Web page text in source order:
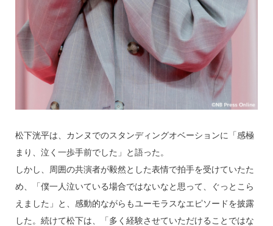
松下洸平は、カンヌでのスタンディングオベーションに「感極
まり、泣く一歩手前でした」と語った。
しかし、周囲の共演者が毅然とした表情で拍手を受けていたた
め、「僕一人泣いている場合ではないなと思って、ぐっとこら
えました」と、感動的ながらもユーモラスなエピソードを披露
した。続けて松下は、「多く経験させていただけることではな